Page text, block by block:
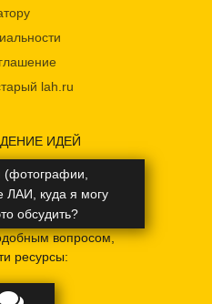
lah.ru
ИДЕЙ
(фотографии,
ЛАИ, куда я могу
обсудить?
вопросом,
ресурсы: